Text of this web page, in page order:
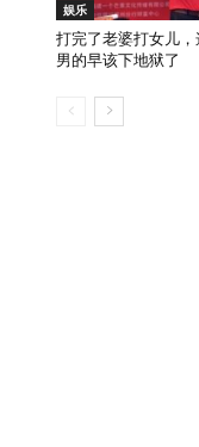
娱乐
打完了老婆打女儿，
男的早该下地狱了